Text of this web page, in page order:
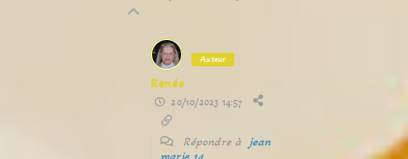
Auteur
Renée
20/10/2023 14:57
Répondre à jean